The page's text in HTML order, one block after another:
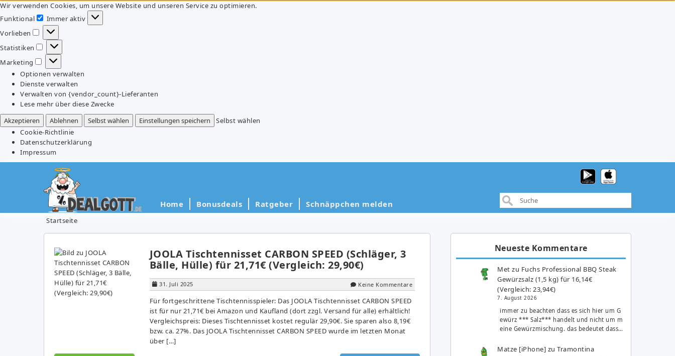
Wir verwenden Cookies, um unsere Website und unseren Service zu optimieren.
Funktional
Funktional
Immer aktiv
Vorlieben
Vorlieben
Statistiken
Statistiken
Marketing
Marketing
Optionen verwalten
Dienste verwalten
Verwalten von {vendor_count}-Lieferanten
Lese mehr über diese Zwecke
Akzeptieren
Ablehnen Selbst wählen Einstellungen speichern
Selbst wählen
Cookie-Richtlinie
Datenschutzerklärung
Impressum
Home Bonusdeals Ratgeber Schnäppchen melden
Startseite
JOOLA Tischtennisset CARBON SPEED (Schläger, 3
Bälle, Hülle) für 21,71€ (Vergleich: 29,90€)
31. Juli 2025 Keine Kommentare
Für fortgeschrittene Tischtennisspieler: Das JOOLA Tischtennisset CARBON SPEED
ist für nur 21,71€ bei Amazon und Kaufland (dort zzgl. Versand für alle) erhältlich!
Vergleichspreis: Dieses Tischtennisset kostet regulär 29,90€. Sie sparen also 8,19€
bzw. ca. 27%. Das JOOLA Tischtennisset CARBON SPEED wurde im letzten Monat
über […]
Neueste Kommentare
Met zu Fuchs Professional BBQ Steak
Gewürzsalz (1,5 kg) für 16,14€
(Vergleich: 23,94€)
7. August 2026
immer zu beachten dass es sich hier um G
ewürz *** Salz*** handelt und nicht um m
eine Gewürzmischung. das bedeutet dass…
Matze [iPhone] zuTramontina